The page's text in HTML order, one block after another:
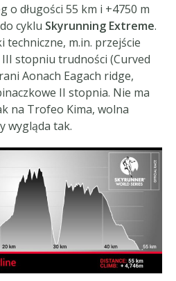
o długości 55 km i +4750 m
cyklu Skyrunning Extreme.
m.in. przejście
stopniu trudności (Curved
Aonach Eagach ridge,
II stopnia. Nie ma
na Trofeo Kima, wolna
wygląda tak.